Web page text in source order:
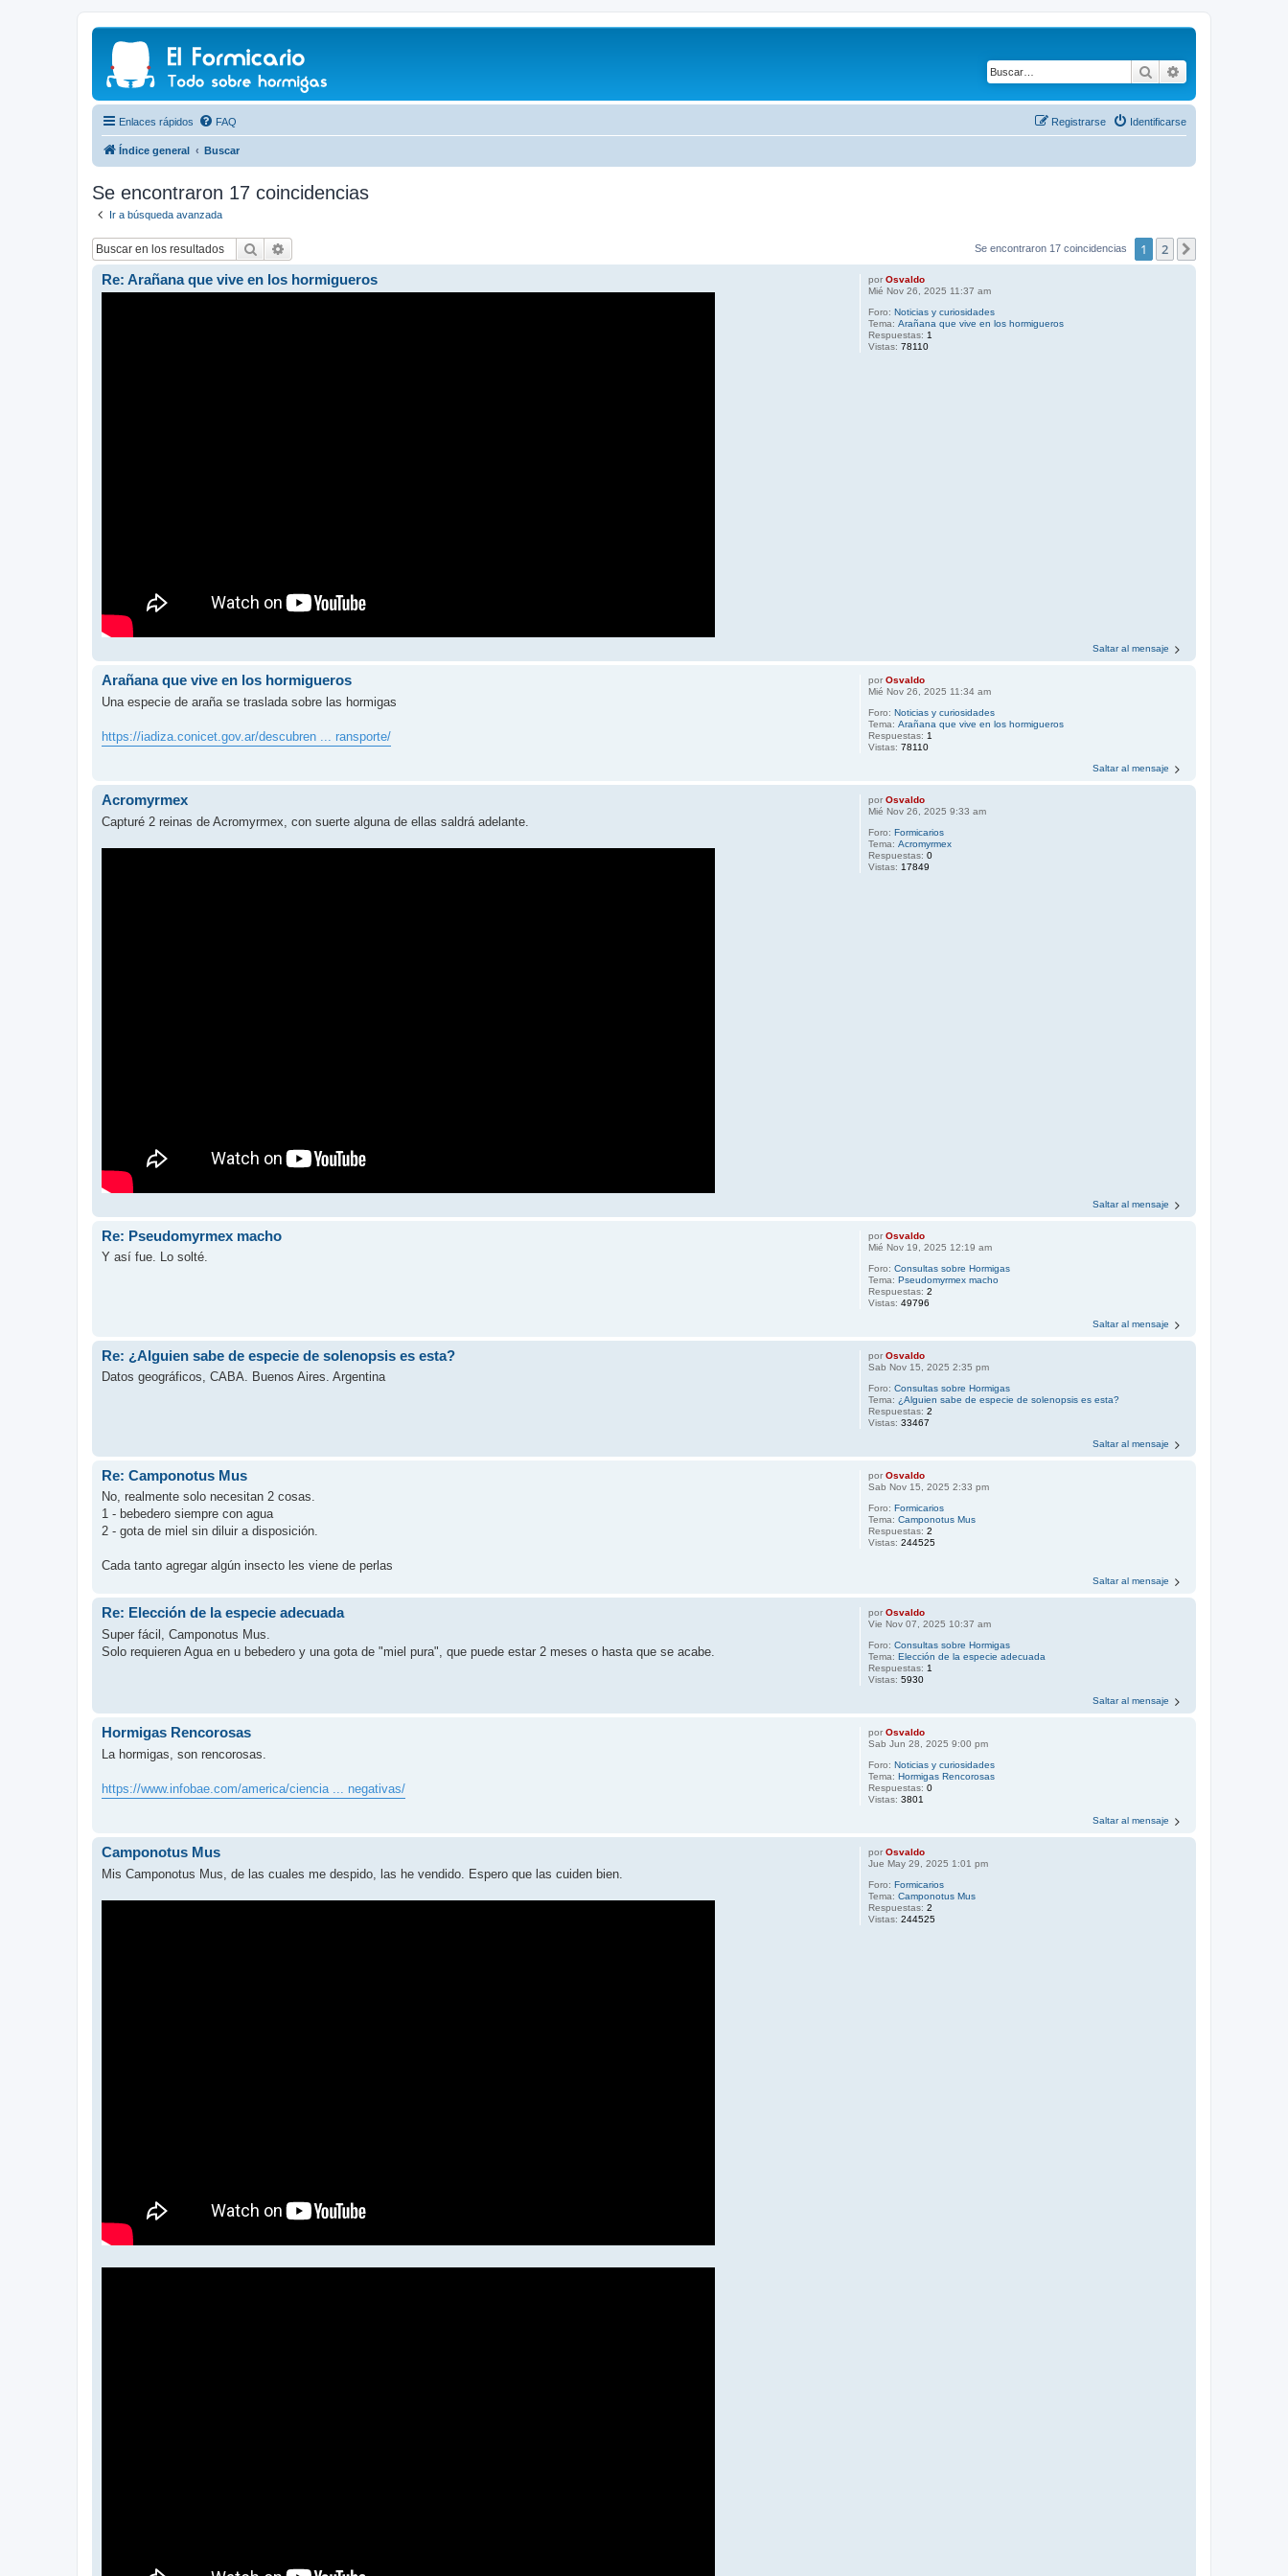
Buscar
Enlaces rápidos FAQ Identificarse
Registrarse
Índice general Buscar
Se encontraron 17 coincidencias
Ir a búsqueda avanzada
Buscar Se encontraron 17 coincidencias 1 2
porOsvaldo
Mié Nov 26, 2025 11:37 am
Foro:Noticias y curiosidades
Tema:Arañana que vive en los hormigueros
Respuestas: 1
Vistas:78110
Re: Arañana que vive en los hormigueros
Saltar al mensaje
porOsvaldo
Mié Nov 26, 2025 11:34 am
Foro:Noticias y curiosidades
Tema:Arañana que vive en los hormigueros
Respuestas: 1
Vistas:78110
Arañana que vive en los hormigueros
Una especie de araña se traslada sobre las hormigas
https://iadiza.conicet.gov.ar/descubren ... ransporte/
Saltar al mensaje
porOsvaldo
Mié Nov 26, 2025 9:33 am
Foro:Formicarios
Tema:Acromyrmex
Respuestas:0
Vistas: 17849
Acromyrmex
Capturé 2 reinas de Acromyrmex, con suerte alguna de ellas saldrá adelante.
Saltar al mensaje
porOsvaldo
Mié Nov 19, 2025 12:19 am
Foro:Consultas sobre Hormigas
Tema:Pseudomyrmex macho
Respuestas:2
Vistas:49796
Re: Pseudomyrmex macho
Y así fue. Lo solté.
Saltar al mensaje
porOsvaldo
Sab Nov 15, 2025 2:35 pm
Foro:Consultas sobre Hormigas
Tema: ¿Alguien sabe de especie de solenopsis es esta?
Respuestas:2
Vistas:33467
Re: ¿Alguien sabe de especie de solenopsis es esta?
Datos geográficos, CABA. Buenos Aires. Argentina
Saltar al mensaje
porOsvaldo
Sab Nov 15, 2025 2:33 pm
Foro:Formicarios
Tema:Camponotus Mus
Respuestas:2
Vistas:244525
Re: Camponotus Mus
No, realmente solo necesitan 2 cosas.
1 - bebedero siempre con agua
2 - gota de miel sin diluir a disposición.
Cada tanto agregar algún insecto les viene de perlas
Saltar al mensaje
porOsvaldo
Vie Nov 07, 2025 10:37 am
Foro:Consultas sobre Hormigas
Tema:Elección de la especie adecuada
Respuestas: 1
Vistas:5930
Re: Elección de la especie adecuada
Super fácil, Camponotus Mus.
Solo requieren Agua en u bebedero y una gota de "miel pura", que puede estar 2 meses o hasta que se acabe.
Saltar al mensaje
porOsvaldo
Sab Jun 28, 2025 9:00 pm
Foro:Noticias y curiosidades
Tema:Hormigas Rencorosas
Respuestas:0
Vistas:3801
Hormigas Rencorosas
La hormigas, son rencorosas.
https://www.infobae.com/america/ciencia ... negativas/
Saltar al mensaje
porOsvaldo
Jue May 29, 2025 1:01 pm
Foro:Formicarios
Tema:Camponotus Mus
Respuestas:2
Vistas:244525
Camponotus Mus
Mis Camponotus Mus, de las cuales me despido, las he vendido. Espero que las cuiden bien.